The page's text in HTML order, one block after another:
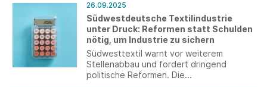
Kontrollen durch den Zoll.
zu wollen, hat das BAFA nun mit einem
aktuellen Umsetzungshinweis reagiert.
26.09.2025
Südwestdeutsche Textilindustrie
unter Druck: Reformen statt Schulden
nötig, um Industrie zu sichern
Südwesttextil warnt vor weiterem
Stellenabbau und fordert dringend
politische Reformen. Die